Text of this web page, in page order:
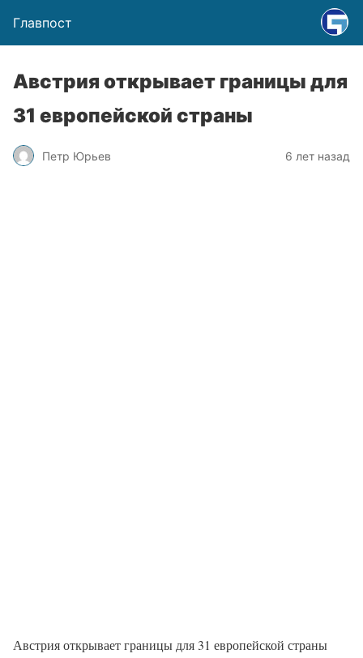
Главпост
Австрия открывает границы для
31 европейской страны
Петр Юрьев 6 лет назад
Австрия открывает границы для 31 европейской страны